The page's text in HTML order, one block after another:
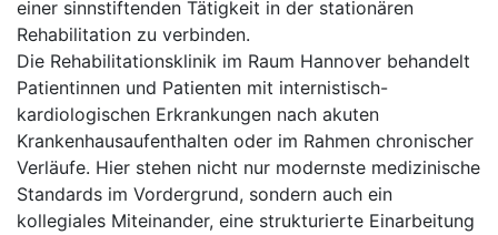
einer sinnstiftenden Tätigkeit in der stationären
Rehabilitation zu verbinden.
Die Rehabilitationsklinik im Raum Hannover behandelt
Patientinnen und Patienten mit internistisch-
kardiologischen Erkrankungen nach akuten
Krankenhausaufenthalten oder im Rahmen chronischer
Verläufe. Hier stehen nicht nur modernste medizinische
Standards im Vordergrund, sondern auch ein
kollegiales Miteinander, eine strukturierte Einarbeitung